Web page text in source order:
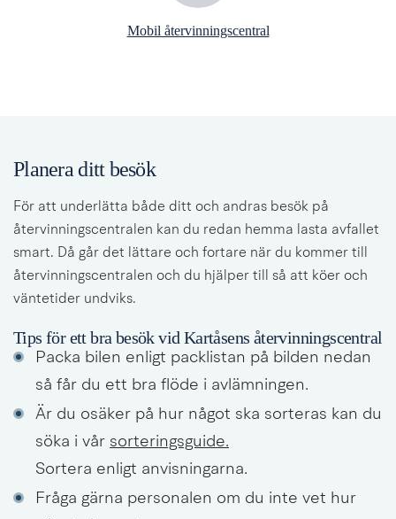
Mobil återvinningscentral
Planera ditt besök
För att underlätta både ditt och andras besök på
återvinningscentralen kan du redan hemma lasta avfallet
smart. Då går det lättare och fortare när du kommer till
återvinningscentralen och du hjälper till så att köer och
väntetider undviks.
Tips för ett bra besök vid Kartåsens återvinningscentral
Packa bilen enligt packlistan på bilden nedan
så får du ett bra flöde i avlämningen.
Är du osäker på hur något ska sorteras kan du
söka i vår sorteringsguide.
Sortera enligt anvisningarna.
Fråga gärna personalen om du inte vet hur